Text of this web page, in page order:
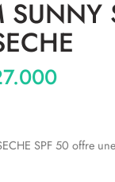
SPF 50 offre